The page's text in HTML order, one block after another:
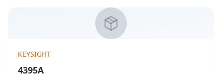
KEYSIGHT
4395A